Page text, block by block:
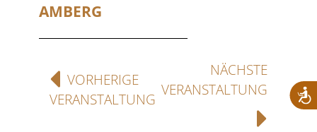
AMBERG
VORHERIGE
VERANSTALTUNG
NÄCHSTE
VERANSTALTUNG